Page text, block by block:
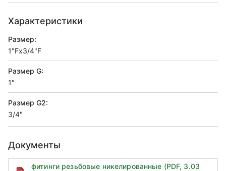
Характеристики
Размер:
1"Fx3/4"F
Размер G:
1"
Размер G2:
3/4"
Документы
фитинги резьбовые никелированные (PDF, 3.03